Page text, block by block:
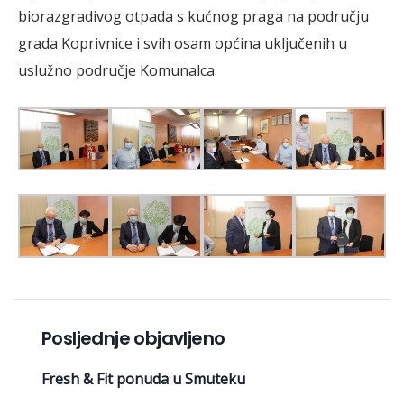
biorazgradivog otpada s kućnog praga na području
grada Koprivnice i svih osam općina uključenih u
uslužno područje Komunalca.
Posljednje objavljeno
Fresh & Fit ponuda u Smuteku